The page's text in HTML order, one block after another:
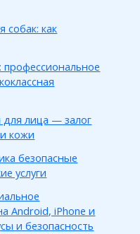
собак: как
лица — залог
кожи
безопасные
услуги
Android, iPhone и
и безопасность